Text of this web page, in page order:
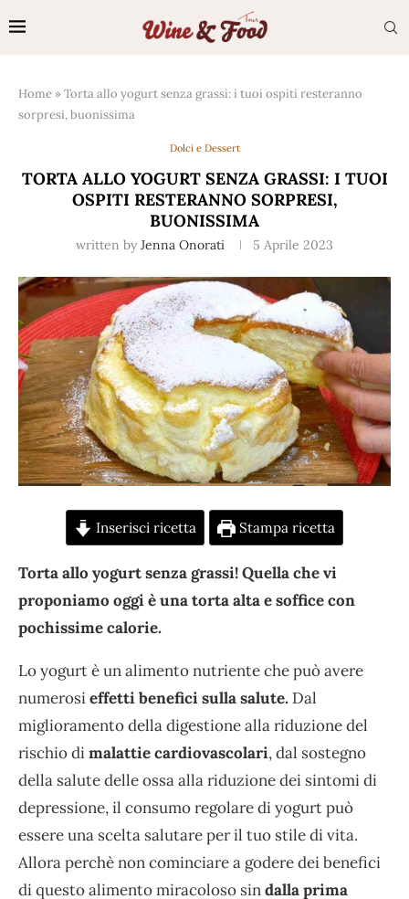
Home »Torta allo yogurt senza grassi: i tuoi ospiti resteranno
sorpresi, buonissima
Dolci e Dessert
TORTA ALLO YOGURT SENZA GRASSI: I TUOI
OSPITI RESTERANNO SORPRESI,
BUONISSIMA
written by Jenna Onorati 5 Aprile 2023
Inserisci ricetta Stampa ricetta
Torta allo yogurt senza grassi! Quella che vi
proponiamo oggi è una torta alta e soffice con
pochissime calorie.
Lo yogurt è un alimento nutriente che può avere
numerosieffetti benefici sulla salute. Dal
miglioramento della digestione alla riduzione del
rischio dimalattie cardiovascolari, dal sostegno
della salute delle ossa alla riduzione dei sintomi di
depressione, il consumo regolare di yogurt può
essere una scelta salutare per il tuo stile di vita.
Allora perchè non cominciare a godere dei benefici
di questo alimento miracoloso sindalla prima